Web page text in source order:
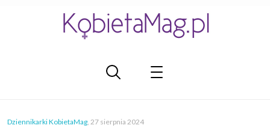
Dziennikarki KobietaMag, 27 sierpnia 2024